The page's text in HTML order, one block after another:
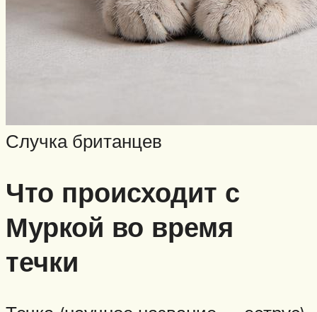
Случка британцев
Что происходит с
Муркой во время
течки